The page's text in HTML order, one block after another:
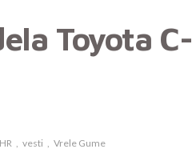
Toyota C-
vesti Vrele Gume